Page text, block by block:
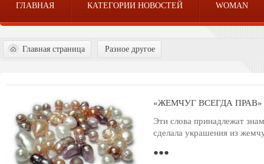
ГЛАВНАЯ КАТЕГОРИИ НОВОСТЕЙ WOMAN
Главная страница Разное другое
«ЖЕМЧУГ ВСЕГДА ПРАВ»
Эти слова принадлежат
сделала украшения из
●●●